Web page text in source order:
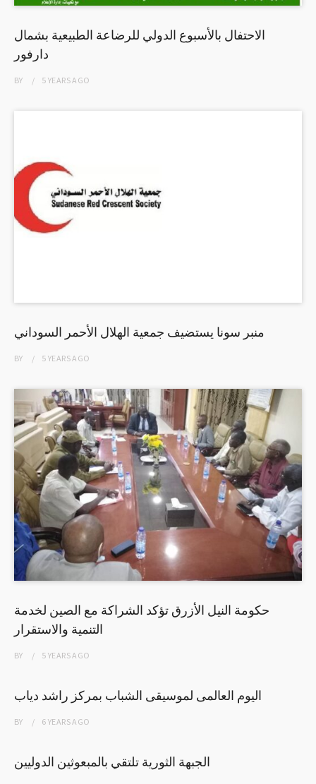
الاحتفال بالأسبوع الدولي للرضاعة الطبيعية بشمال
دارفور
BY 5 YEARSAGO
منبر سونا يستضيف جمعية الهلال الأحمر السوداني
BY 5 YEARSAGO
حكومة النيل الأزرق تؤكد الشراكة مع الصين لخدمة
التنمية والاستقرار
BY 5 YEARSAGO
اليوم العالمى لموسيقى الشباب بمركز راشد دياب
BY 6 YEARSAGO
الجبهة الثورية تلتقي بالمبعوثين الدوليين